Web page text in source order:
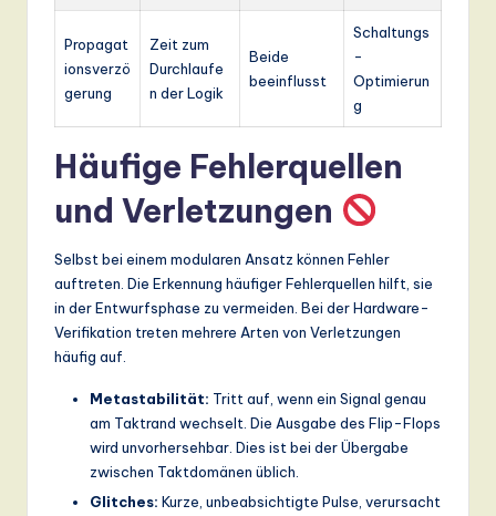
Propagat
ionsverzö
gerung
Zeit zum
Durchlaufe
n der Logik
Beide
beeinflusst
Schaltungs
-
Optimierun
g
Häufige Fehlerquellen
und Verletzungen
Selbst bei einem modularen Ansatz können Fehler
auftreten. Die Erkennung häufiger Fehlerquellen hilft, sie
in der Entwurfsphase zu vermeiden. Bei der Hardware-
Verifikation treten mehrere Arten von Verletzungen
häufig auf.
Metastabilität: Tritt auf, wenn ein Signal genau
am Taktrand wechselt. Die Ausgabe des Flip-Flops
wird unvorhersehbar. Dies ist bei der Übergabe
zwischen Taktdomänen üblich.
Glitches: Kurze, unbeabsichtigte Pulse, verursacht